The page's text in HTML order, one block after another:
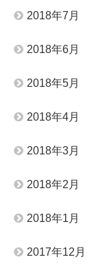
2018年7月
2018年6月
2018年5月
2018年4月
2018年3月
2018年2月
2018年1月
2017年12月